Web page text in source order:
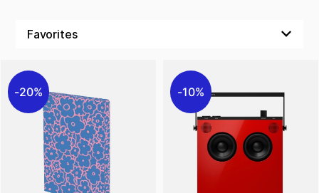
20% 10%